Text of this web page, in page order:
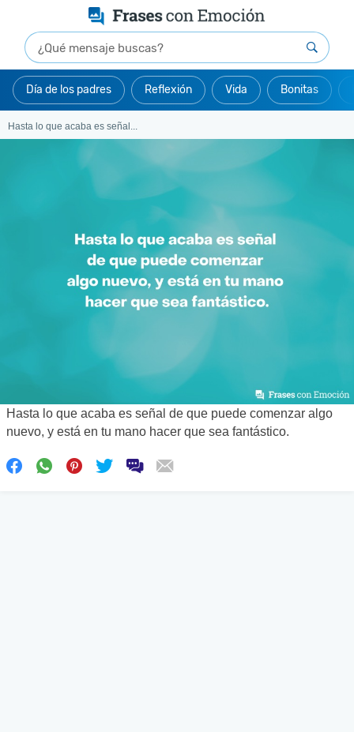
Día de los padres Reflexión Vida Bonitas
Hasta lo que acaba es señal...
Hasta lo que acaba es señal de que puede comenzar algo
nuevo, y está en tu mano hacer que sea fantástico.